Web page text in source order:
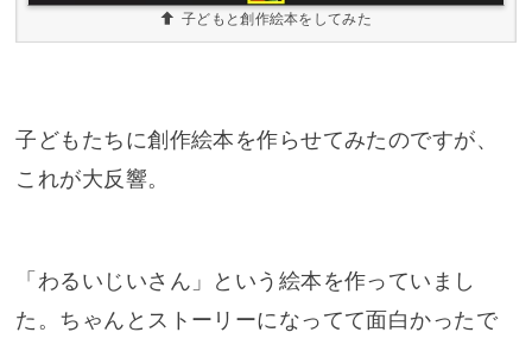
子どもと創作絵本をしてみた
子どもたちに創作絵本を作らせてみたのですが、
これが大反響。
「わるいじいさん」という絵本を作っていまし
た。ちゃんとストーリーになってて面白かったで